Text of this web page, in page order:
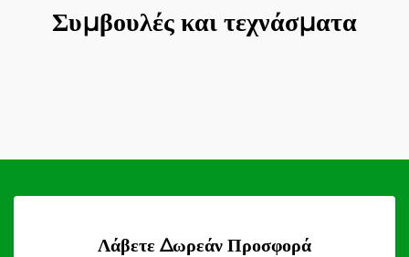
Συμβουλές και τεχνάσματα
Λάβετε Δωρεάν Προσφορά